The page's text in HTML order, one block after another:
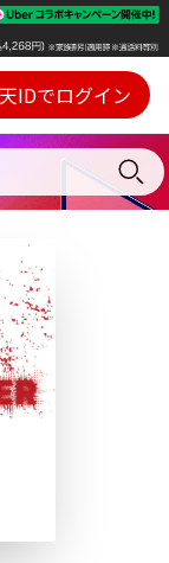
レイヤー
容の確認・変更
IDでログイン